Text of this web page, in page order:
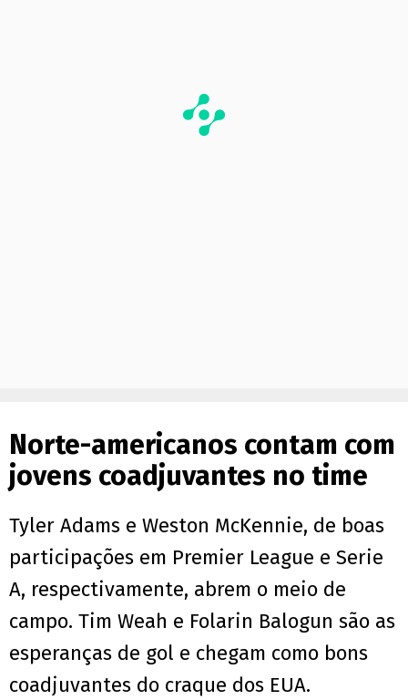
Norte-americanos contam com
jovens coadjuvantes no time
Tyler Adams e Weston McKennie, de boas
participações em Premier League e Serie
A, respectivamente, abrem o meio de
campo. Tim Weah e Folarin Balogun são as
esperanças de gol e chegam como bons
coadjuvantes do craque dos EUA.